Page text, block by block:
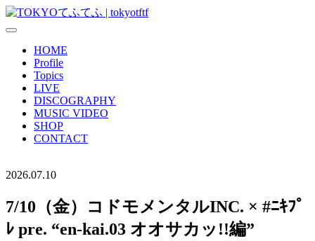
HOME
Profile
Topics
LIVE
DISCOGRAPHY
MUSIC VIDEO
SHOP
CONTACT
2026.07.10
7/10（金）コドモメンタルINC. × #ﾆｷﾌﾟ
ﾚ pre. “en-kai.03 オオサカッ!!編”